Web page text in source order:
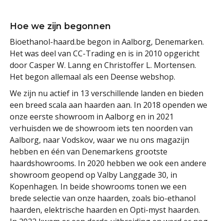
Hoe we zijn begonnen
Bioethanol-haard.be begon in Aalborg, Denemarken.
Het was deel van CC-Trading en is in 2010 opgericht
door Casper W. Lanng en Christoffer L. Mortensen.
Het begon allemaal als een Deense webshop.
We zijn nu actief in 13 verschillende landen en bieden
een breed scala aan haarden aan. In 2018 openden we
onze eerste showroom in Aalborg en in 2021
verhuisden we de showroom iets ten noorden van
Aalborg, naar Vodskov, waar we nu ons magazijn
hebben en één van Denemarkens grootste
haardshowrooms. In 2020 hebben we ook een andere
showroom geopend op Valby Langgade 30, in
Kopenhagen. In beide showrooms tonen we een
brede selectie van onze haarden, zoals bio-ethanol
haarden, elektrische haarden en Opti-myst haarden.